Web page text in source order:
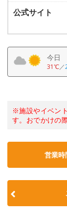
公式サイト
今日
31℃／
※施設やイベン
す。おでかけの
営業時